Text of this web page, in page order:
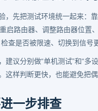
，先把测试环境统一起来：
启路由器、调整路由器位置
查是否被限速、切换到信号
建议分别做“单机测试”和“
这样判断更快，也能避免把偶
一步排查